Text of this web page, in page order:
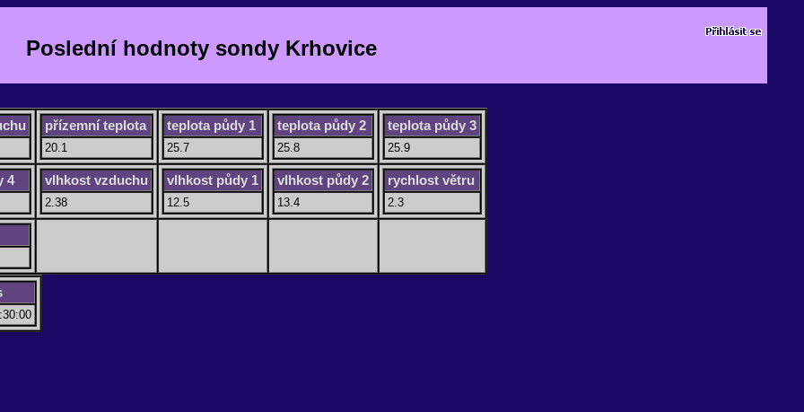
Poslední hodnoty sondy Krhovice
přízemní teplota
20.1
teplota půdy 1
25.7
teplota půdy 2
25.8
teplota půdy 3
25.9
4 vlhkost vzduchu
2.38
vlhkost půdy 1
12.5
vlhkost půdy 2
13.4
rychlost větru
2.3